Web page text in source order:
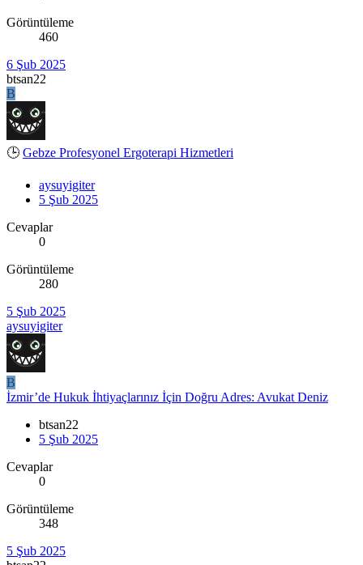
Görüntüleme
460
6 Şub 2025
btsan22
B
🕒 Gebze Profesyonel Ergoterapi Hizmetleri
aysuyigiter
5 Şub 2025
Cevaplar
0
Görüntüleme
280
5 Şub 2025
aysuyigiter
B
İzmir’de Hukuk İhtiyaçlarınız İçin Doğru Adres: Avukat Deniz
btsan22
5 Şub 2025
Cevaplar
0
Görüntüleme
348
5 Şub 2025